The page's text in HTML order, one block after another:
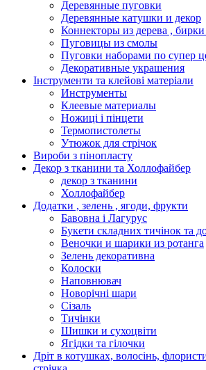
Деревянные пуговки
Деревянные катушки и декор
Коннекторы из дерева ,
Пуговицы из смолы
Пуговки наборами по супер
Декоративные украшения
Інструменти та клейові матеріали
Инструменты
Клеевые материалы
Ножиці і пінцети
Термопистолеты
Утюжок для стрічок
Вироби з пінопласту
Декор з тканини та Холлофайбер
декор з тканини
Холлофайбер
Додатки , зелень , ягоди, фрукти
Бавовна і Лагурус
Букети складних тичінок та
Веночки и шарики из ротанга
Зелень декоративна
Колоски
Наповнювач
Новорічні шари
Сізаль
Тичінки
Шишки и сухоцвіти
Ягідки та гілочки
Дріт в котушках, волосінь,